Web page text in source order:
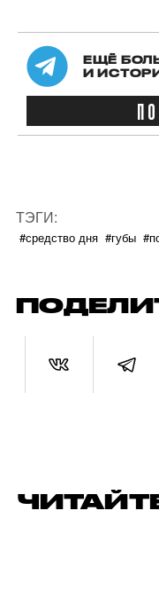
ЕЩЁ
И
ТЭГИ:
#средство дня #губы